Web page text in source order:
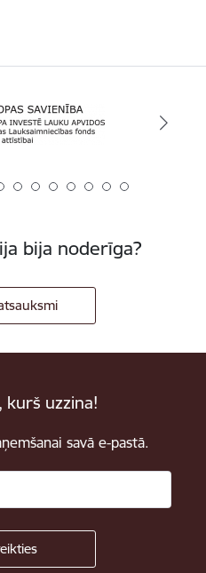
bija noderīga?
kurš uzzina!
savā e-pastā.